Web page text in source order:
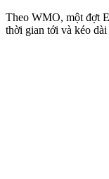
Theo WMO, một đợt
thời gian tới và kéo dài